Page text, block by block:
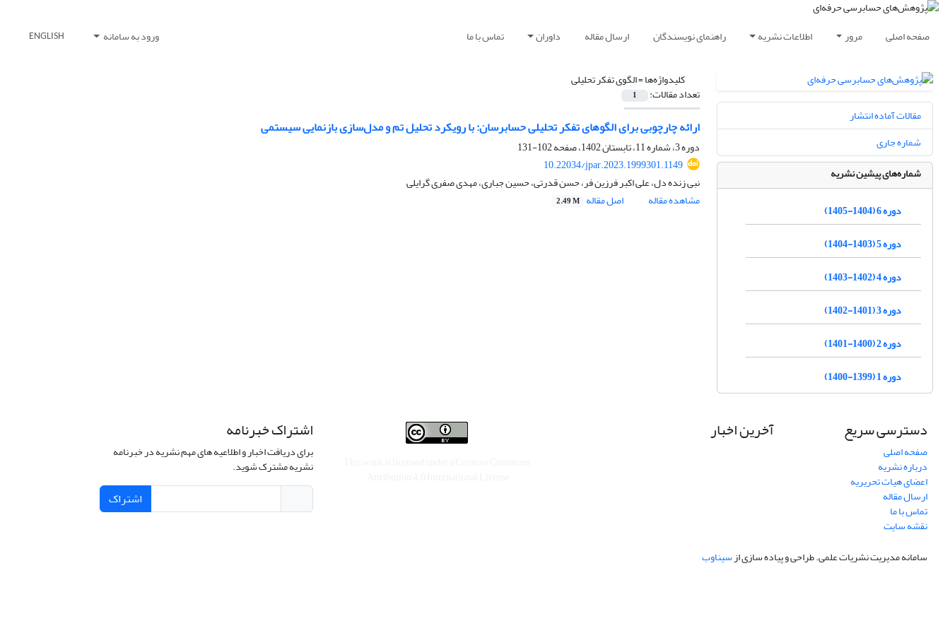
صفحه اصلی مرور اطلاعات نشریه راهنمای نویسندگان ارسال مقاله داوران تماس با ما ورود به سامانه ENGLISH
کلیدواژه‌ها =الگوی تفکر تحلیلی
تعداد مقالات: 1
ارائه چارچوبی برای الگوهای تفکر تحلیلی حسابرسان: با رویکرد تحلیل تم و مدل‌سازی بازنمایی سیستمی
دوره 3، شماره 11، تابستان 1402، صفحه
102-131
10.22034/jpar.2023.1999301.1149
نبی زنده دل، علی اکبر فرزین فر، حسن قدرتی، حسین جباری، مهدی صفری گرایلی
مشاهده مقاله
اصل مقاله 2.49 M
مقالات آماده انتشار
شماره جاری
شماره‌های پیشین نشریه
دوره 6 (1404-1405)
دوره 5 (1403-1404)
دوره 4 (1402-1403)
دوره 3 (1401-1402)
دوره 2 (1400-1401)
دوره 1 (1399-1400)
دسترسی سریع
صفحه اصلی
درباره نشریه
اعضای هیات تحریریه
ارسال مقاله
تماس با ما
نقشه سایت
آخرین اخبار اشتراک خبرنامه
برای دریافت اخبار و اطلاعیه های مهم نشریه در خبرنامه
نشریه مشترک شوید.
اشتراک
سامانه مدیریت نشریات علمی.طراحی و پیاده سازی ازسیناوب